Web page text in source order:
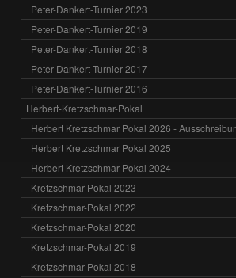
Peter-Dankert-Turnier 2023
Peter-Dankert-Turnier 2019
Peter-Dankert-Turnier 2018
Peter-Dankert-Turnier 2017
Peter-Dankert-Turnier 2016
Herbert-Kretzschmar-Pokal
Herbert Kretzschmar Pokal 2026 -
Herbert Kretzschmar Pokal 2025
Herbert Kretzschmar Pokal 2024
Kretzschmar-Pokal 2023
Kretzschmar-Pokal 2022
Kretzschmar-Pokal 2020
Kretzschmar-Pokal 2019
Kretzschmar-Pokal 2018